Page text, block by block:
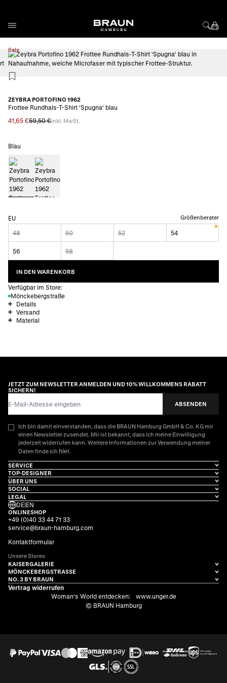
Sale
View larger image
ZEYBRA PORTOFINO 1962
Frottee Rundhals-T-Shirt 'Spugna' blau
41,65 €59,50 €inkl. MwSt.
Blau
EU Größenberater
48 50 52 54
56 58
IN DEN WARENKORB
Verfügbar im Store:
Mönckebergstraße
Details
Versand
Material
JETZT ZUM NEWSLETTER ANMELDEN UND 10% WILLKOMMENS RABATT
SICHERN!
ABSENDEN
Ich bin damit einverstanden, dass die BRAUN Hamburg GmbH & Co. KG mir
einen Newsletter zusendet. Mir ist bekannt, dass ich meine Einwilligung
jederzeit widerrufen kann. Weitere Informationen zur Verwendung meiner
Daten finde ich hier.
SERVICE
TOP-DESIGNER
ÜBER UNS
SOCIAL
LEGAL
DE|EN
ONLINESHOP
+49 (0)40 33 44 71 33
service@braun-hamburg.com
Kontaktformular
Unsere Stores
KAISERGALERIE
MÖNCKEBERGSTRASSE
NO. 3 BY BRAUN
Vertrag widerrufen
Woman's World entdecken:
www.unger.de
© BRAUN Hamburg